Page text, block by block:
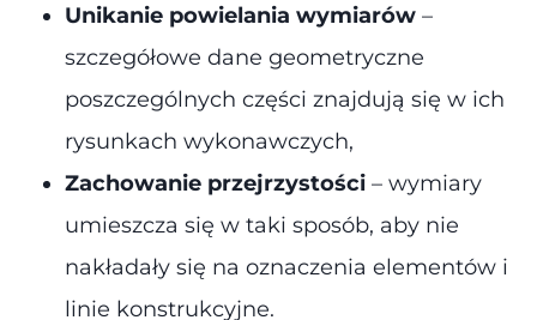
Unikanie powielania wymiarów –
szczegółowe dane geometryczne
poszczególnych części znajdują się w ich
rysunkach wykonawczych,
Zachowanie przejrzystości – wymiary
umieszcza się w taki sposób, aby nie
nakładały się na oznaczenia elementów i
linie konstrukcyjne​.